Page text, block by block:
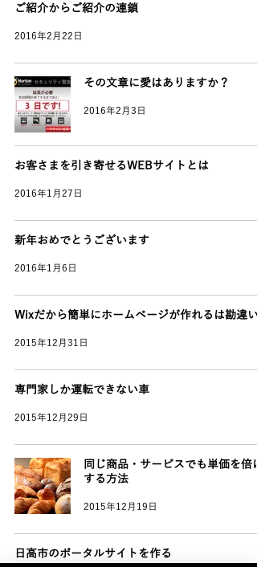
ご紹介からご紹介の連鎖
2016年2月22日
その文章に愛はありますか？
2016年2月3日
お客さまを引き寄せるWEBサイトとは
2016年1月27日
新年おめでとうございます
2016年1月6日
Wixだから簡単にホームページが作れるは勘違い
2015年12月31日
専門家しか運転できない車
2015年12月29日
同じ商品・サービスでも単価を倍に
する方法
2015年12月19日
日高市のポータルサイトを作る